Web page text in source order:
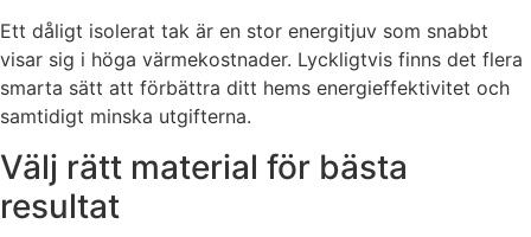
Ett dåligt isolerat tak är en stor energitjuv som snabbt
visar sig i höga värmekostnader. Lyckligtvis finns det flera
smarta sätt att förbättra ditt hems energieffektivitet och
samtidigt minska utgifterna.
Välj rätt material för bästa
resultat